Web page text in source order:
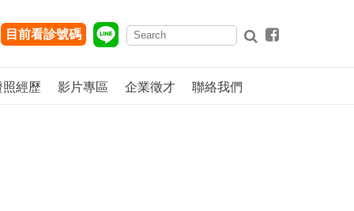
目前看診號碼
經歷 影片專區 企業徵才 聯絡我們